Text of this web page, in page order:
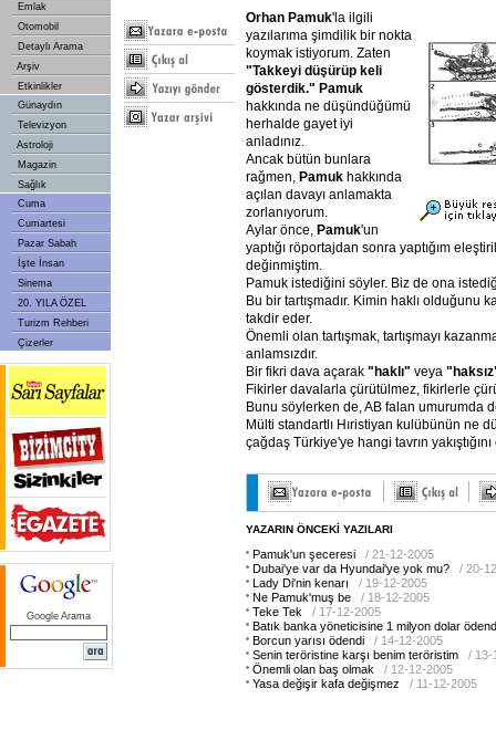
Emlak
Otomobil
Detaylı Arama
Arşiv
Etkinlikler
Günaydın
Televizyon
Astroloji
Magazin
Sağlık
Cuma
Cumartesi
Pazar Sabah
İşte İnsan
Sinema
20. YILA ÖZEL
Turizm Rehberi
Çizerler
Google Arama
Orhan Pamuk'la ilgili
yazılarıma şimdilik bir nokta
koymak istiyorum. Zaten
"Takkeyi düşürüp keli
gösterdik." Pamuk
hakkında ne düşündüğümü
herhalde gayet iyi
anladınız.
Ancak bütün bunlara
rağmen, Pamuk hakkında
açılan davayı anlamakta
zorlanıyorum.
Aylar önce, Pamuk'un
yaptığı röportajdan sonra yaptığım
değinmiştim.
Pamuk istediğini söyler. Biz de ona
Bu bir tartışmadır. Kimin haklı olduğunu
takdir eder.
Önemli olan tartışmak, tartışmayı
anlamsızdır.
Bir fikri dava açarak "haklı" veya
Fikirler davalarla çürütülmez, fikirlerle
Bunu söylerken de, AB falan umurumda
Mülti standartlı Hıristiyan kulübünün ne
çağdaş Türkiye'ye hangi tavrın
YAZARIN ÖNCEKİ YAZILARI
Pamuk'un şeceresi
/ 21-12-2005
Dubai'ye var da Hyundai'ye yok mu?
/ 20-
Lady Di'nin kenarı
/ 19-12-2005
Ne Pamuk'muş be
/ 18-12-2005
Teke Tek
/ 17-12-2005
Batık banka yöneticisine 1 milyon dolar
Borcun yarısı ödendi
/ 14-12-2005
Senin teröristine karşı benim teröristim
/ 13-
Önemli olan baş olmak
/ 12-12-2005
Yasa değişir kafa değişmez
/ 11-12-2005